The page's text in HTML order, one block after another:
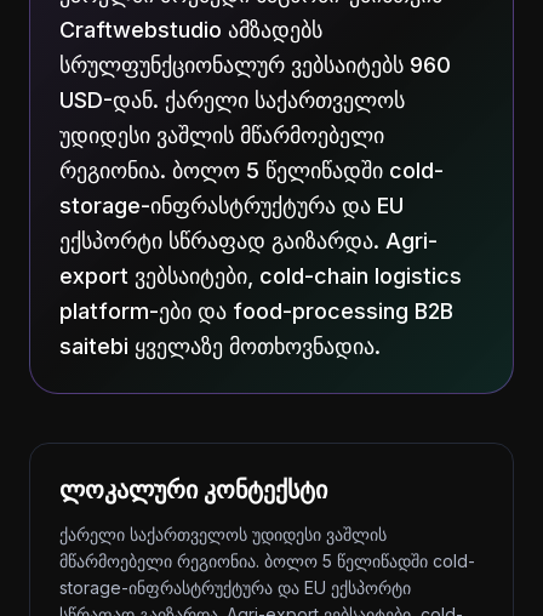
Craftwebstudio ამზადებს
სრულფუნქციონალურ ვებსაიტებს 960
USD-დან. ქარელი საქართველოს
უდიდესი ვაშლის მწარმოებელი
რეგიონია. ბოლო 5 წელიწადში cold-
storage-ინფრასტრუქტურა და EU
ექსპორტი სწრაფად გაიზარდა. Agri-
export ვებსაიტები, cold-chain logistics
platform-ები და food-processing B2B
saitebi ყველაზე მოთხოვნადია.
ლოკალური კონტექსტი
ქარელი საქართველოს უდიდესი ვაშლის
მწარმოებელი რეგიონია. ბოლო 5 წელიწადში cold-
storage-ინფრასტრუქტურა და EU ექსპორტი